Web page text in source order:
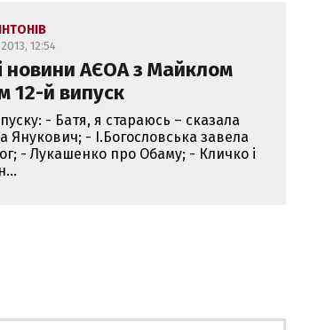
12:54
новини АЄОА з Майклом
12-й випуск
- Батя, я стараюсь – сказала
Янукович; - І.Богословська завела
- Лукашенко про Обаму; - Кличко і